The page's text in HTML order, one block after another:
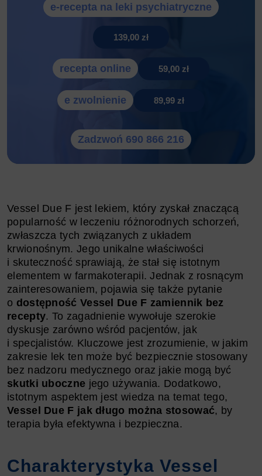
e-recepta na leki psychiatryczne
139,00 zł
recepta online 59,00 zł
e zwolnienie 89,99 zł
Zadzwoń 690 866 216
Vessel Due F jest lekiem, który zyskał znaczącą
popularność w leczeniu różnorodnych schorzeń,
zwłaszcza tych związanych z układem
krwionośnym. Jego unikalne właściwości
i skuteczność sprawiają, że stał się istotnym
elementem w farmakoterapii. Jednak z rosnącym
zainteresowaniem, pojawia się także pytanie
o dostępność Vessel Due F zamiennik bez
recepty. To zagadnienie wywołuje szerokie
dyskusje zarówno wśród pacjentów, jak
i specjalistów. Kluczowe jest zrozumienie, w jakim
zakresie lek ten może być bezpiecznie stosowany
bez nadzoru medycznego oraz jakie mogą być
skutki uboczne jego używania. Dodatkowo,
istotnym aspektem jest wiedza na temat tego,
Vessel Due F jak długo można stosować, by
terapia była efektywna i bezpieczna.
Charakterystyka Vessel